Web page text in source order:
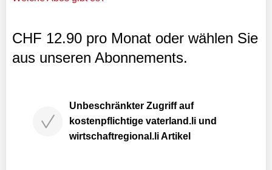
CHF 12.90 pro Monat oder wählen Sie
aus unseren Abonnements.
Unbeschränkter Zugriff auf
kostenpflichtige vaterland.li und
wirtschaftregional.li Artikel